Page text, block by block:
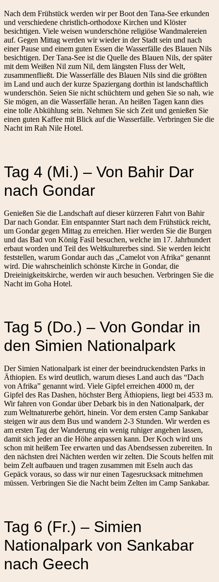
Nach dem Frühstück werden wir per Boot den Tana-See erkunden
und verschiedene christlich-orthodoxe Kirchen und Klöster
besichtigen. Viele weisen wunderschöne religiöse Wandmalereien
auf. Gegen Mittag werden wir wieder in der Stadt sein und nach
einer Pause und einem guten Essen die Wasserfälle des Blauen Nils
besichtigen. Der Tana-See ist die Quelle des Blauen Nils, der später
mit dem Weißen Nil zum Nil, dem längsten Fluss der Welt,
zusammenfließt. Die Wasserfälle des Blauen Nils sind die größten
im Land und auch der kurze Spaziergang dorthin ist landschaftlich
wunderschön. Seien Sie nicht schüchtern und gehen Sie so nah, wie
Sie mögen, an die Wasserfälle heran. An heißen Tagen kann dies
eine tolle Abkühlung sein. Nehmen Sie sich Zeit und genießen Sie
einen guten Kaffee mit Blick auf die Wasserfälle. Verbringen Sie die
Nacht im Rah Nile Hotel.
Tag 4 (Mi.) – Von Bahir Dar
nach Gondar
Genießen Sie die Landschaft auf dieser kürzeren Fahrt von Bahir
Dar nach Gondar. Ein entspannter Start nach dem Frühstück reicht,
um Gondar gegen Mittag zu erreichen. Hier werden Sie die Burgen
und das Bad von König Fasil besuchen, welche im 17. Jahrhundert
erbaut worden und Teil des Weltkulturerbes sind. Sie werden leicht
feststellen, warum Gondar auch das „Camelot von Afrika“ genannt
wird. Die wahrscheinlich schönste Kirche in Gondar, die
Dreieinigkeitskirche, werden wir auch besuchen. Verbringen Sie die
Nacht im Goha Hotel.
Tag 5 (Do.) – Von Gondar in
den Simien Nationalpark
Der Simien Nationalpark ist einer der beeindruckendsten Parks in
Äthiopien. Es wird deutlich, warum dieses Land auch das “Dach
von Afrika” genannt wird. Viele Gipfel erreichen 4000 m, der
Gipfel des Ras Dashen, höchster Berg Äthiopiens, liegt bei 4533 m.
Wir fahren von Gondar über Debark bis in den Nationalpark, der
zum Weltnaturerbe gehört, hinein. Vor dem ersten Camp Sankabar
steigen wir aus dem Bus und wandern 2-3 Stunden. Wir werden es
am ersten Tag der Wanderung ein wenig ruhiger angehen lassen,
damit sich jeder an die Höhe anpassen kann. Der Koch wird uns
schon mit heißem Tee erwarten und das Abendsessen zubereiten. In
den nächsten drei Nächten werden wir zelten. Die Scouts helfen mit
beim Zelt aufbauen und tragen zusammen mit Eseln auch das
Gepäck voraus, so dass wir nur einen Tagesrucksack mitnehmen
müssen. Verbringen Sie die Nacht beim Zelten im Camp Sankabar.
Tag 6 (Fr.) – Simien
Nationalpark von Sankabar
nach Geech